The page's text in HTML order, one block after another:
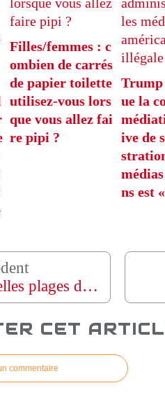
Filles/femmes : c
ombien de carrés
de papier toilette
utilisez-vous lors
que vous allez fai
re pipi ?
ue la
ive de
ns est
Des 15 plus belles plages de Rio de Janeiro sur la plage de Copacabana
CET
commentaire